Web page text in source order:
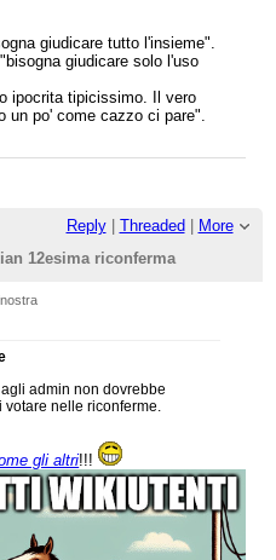
in cui le persone e gli
e devono farne buon
potrei dare un giudizio sui
Tanto più che
fa un evidente danno
che ritiene di possedere. Al
alle prassi messe in
giudicare tutto l'insieme".
giudicare solo l'uso
ipocrita tipicissimo. Il vero
un po' come cazzo ci pare".
Reply| Threaded
More
12esima riconferma
admin non dovrebbe
nelle riconferme.
gli altri!!!